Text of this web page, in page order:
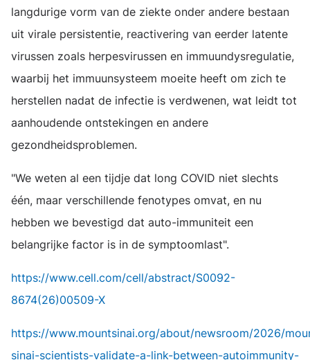
langdurige vorm van de ziekte onder andere bestaan ​​
uit virale persistentie, reactivering van eerder latente
virussen zoals herpesvirussen en immuundysregulatie,
waarbij het immuunsysteem moeite heeft om zich te
herstellen nadat de infectie is verdwenen, wat leidt tot
aanhoudende ontstekingen en andere
gezondheidsproblemen.
"We weten al een tijdje dat long COVID niet slechts
één, maar verschillende fenotypes omvat, en nu
hebben we bevestigd dat auto-immuniteit een
belangrijke factor is in de symptoomlast".
https://www.cell.com/cell/abstract/S0092-
8674(26)00509-X
https://www.mountsinai.org/about/newsroom/2026/
sinai-scientists-validate-a-link-between-autoimmunity-